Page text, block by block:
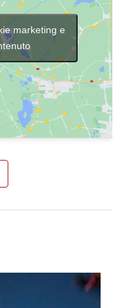
marketing e